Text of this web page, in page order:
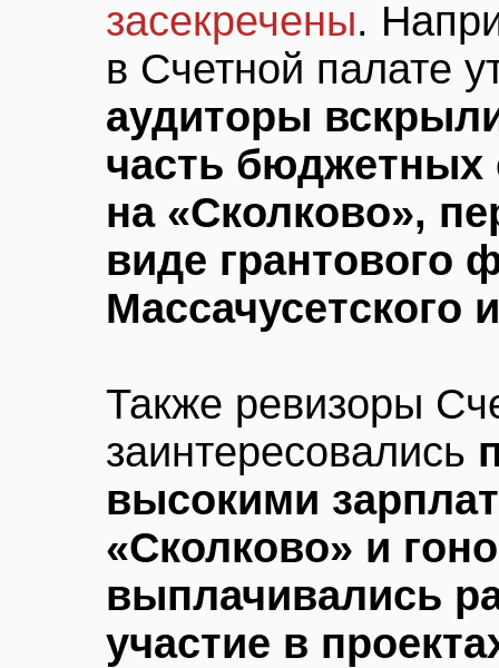
засекречены.
в Счетной палате
аудиторы
часть
на «Сколково»,
виде грантового
Массачусетского
Также ревизоры
заинтересовались
высокими
«Сколково» и
выплачивались
участие в